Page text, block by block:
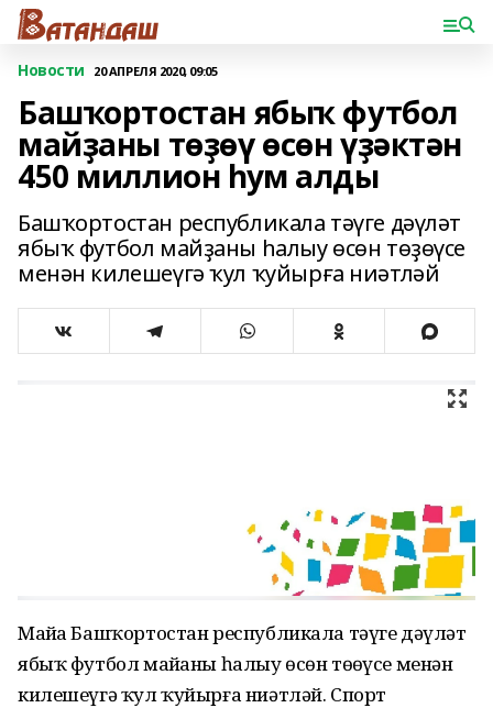
Новости 20 АПРЕЛЯ 2020, 09:05
Башҡортостан ябыҡ футбол
майҙаны төҙөү өсөн үҙәктән
450 миллион һум алды
Башҡортостан республикала тәүге дәүләт
ябыҡ футбол майҙаны һалыу өсөн төҙөүсе
менән килешеүгә ҡул ҡуйырға ниәтләй
Майҙа Башҡортостан республикала тәүге дәүләт
ябыҡ футбол майҙаны һалыу өсөн төҙөүсе менән
килешеүгә ҡул ҡуйырға ниәтләй. Спорт